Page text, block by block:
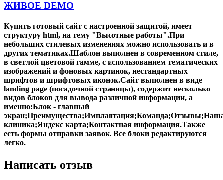
ЖИВОЕ DEMO
Купить готовый сайт с настроенной защитой, имеет
структуру html, на тему "Высотные работы".При
небольших стилевых изменениях можно использовать и в
других тематиках.Шаблон выполнен в современном стиле,
в светлой цветовой гамме, с использованием тематических
изображений и фоновых картинок, нестандартных
шрифтов и шрифтовых иконок.Сайт выполнен в виде
landing page (посадочной страницы), содержит несколько
видов блоков для вывода различной информации, а
именно:Блок - главный
клиника;Яндекс карта;Контактная информация.Также
есть формы отправки заявок. Все блоки редактируются
легко.
Написать отзыв